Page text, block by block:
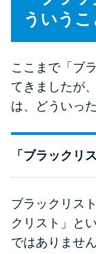
ういうこ
ここまで「ブ
てきましたが
は、どういっ
「ブラックリ
ブラックリス
クリスト」と
ではありません